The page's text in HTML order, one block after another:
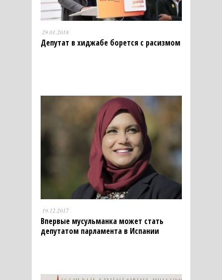
29.01.2018
Депутат в хиджабе борется с расизмом
19.12.2017
Впервые мусульманка может стать
депутатом парламента в Испании